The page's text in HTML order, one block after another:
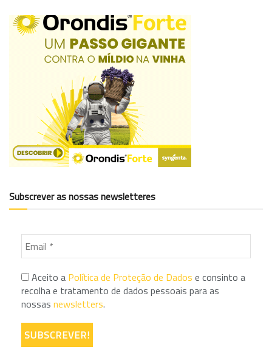
Subscrever as nossas newsletteres
Aceito a Política de Proteção de Dados e consinto a
recolha e tratamento de dados pessoais para as
nossas newsletters.